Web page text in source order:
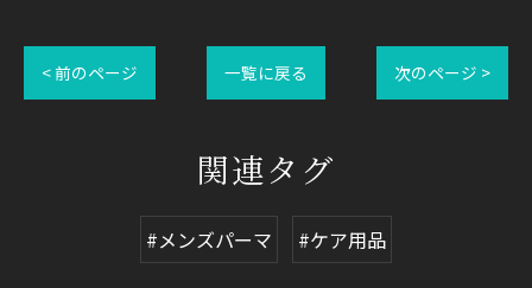
< 前のページ 一覧に戻る 次のページ >
関連タグ
#メンズパーマ #ケア用品